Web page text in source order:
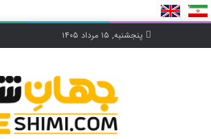
پنجشنبه, ۱۵ مرداد ۱۴۰۵